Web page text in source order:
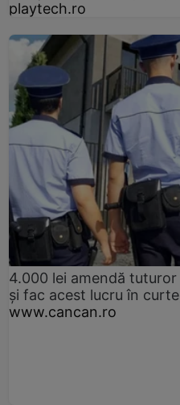
playtech.ro
4.000 lei amendă
și fac acest lucru în
www.cancan.ro